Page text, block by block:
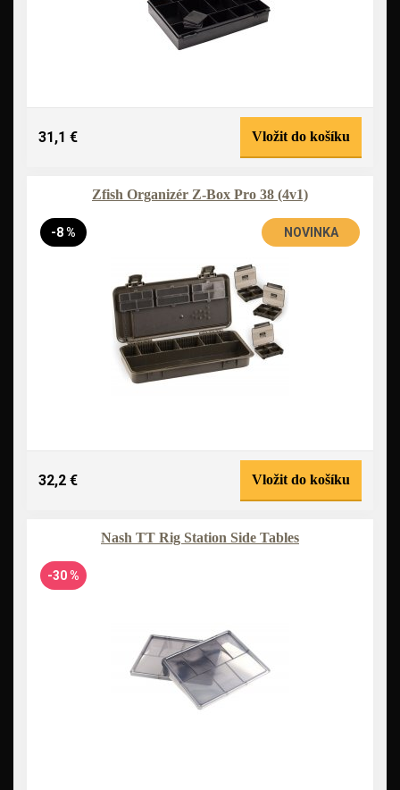
31,1 € Vložit do košíku
Zfish Organizér Z-Box Pro 38 (4v1)
-8 % NOVINKA
32,2 € Vložit do košíku
Nash TT Rig Station Side Tables
-30 %